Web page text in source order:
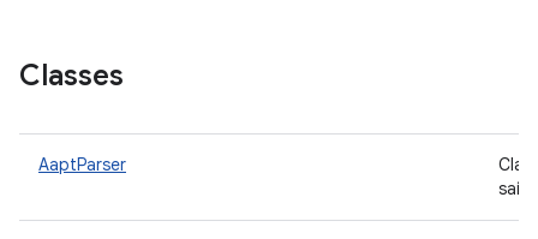
Classes
AaptParser